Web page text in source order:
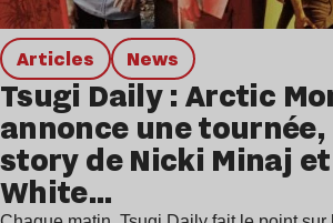
Articles news
Tsugi Daily : Arctic
annonce une
story de Nicki Minaj
White…